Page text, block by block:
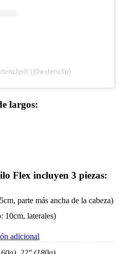
(@extenclip)
largos:
Flex incluyen 3 piezas:
parte más ancha de la cabeza)
10cm, laterales)
adicional